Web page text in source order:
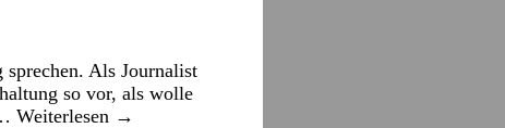
Als Journalist
so vor, als wolle
Weiterlesen →